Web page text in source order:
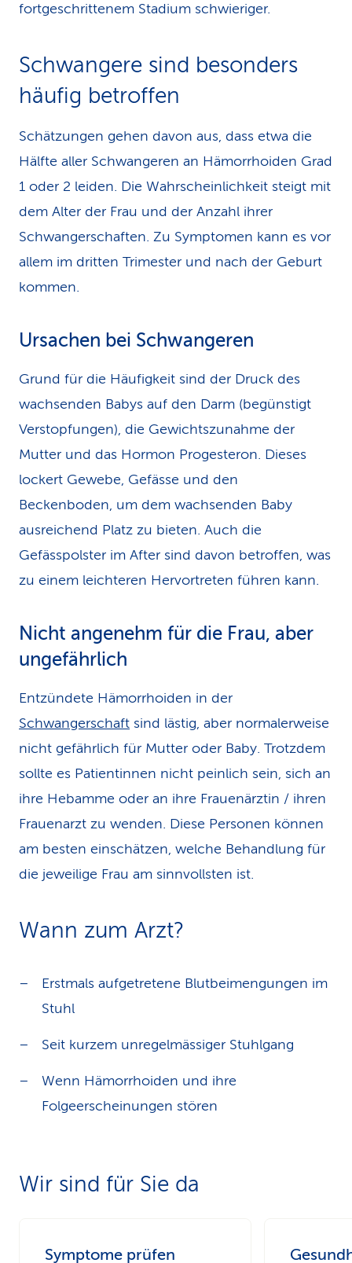
fortgeschrittenem Stadium schwieriger.
Schwangere sind beson­ders
häufig betroffen
Schätzungen gehen davon aus, dass etwa die
Hälfte aller Schwangeren an Hämorrhoiden Grad
1 oder 2 leiden. Die Wahrscheinlichkeit steigt mit
dem Alter der Frau und der Anzahl ihrer
Schwangerschaften. Zu Symptomen kann es vor
allem im dritten Trimester und nach der Geburt
kommen.
Ursachen bei Schwangeren
Grund für die Häufigkeit sind der Druck des
wachsenden Babys auf den Darm (begünstigt
Verstopfungen), die Gewichtszunahme der
Mutter und das Hormon Progesteron. Dieses
lockert Gewebe, Gefässe und den
Beckenboden, um dem wachsenden Baby
ausreichend Platz zu bieten. Auch die
Gefässpolster im After sind davon betroffen, was
zu einem leichteren Hervortreten führen kann.
Nicht angenehm für die Frau, aber
ungefährlich
Entzündete Hämorrhoiden in der
Schwangerschaft sind lästig, aber normalerweise
nicht gefährlich für Mutter oder Baby. Trotzdem
sollte es Patientinnen nicht peinlich sein, sich an
ihre Hebamme oder an ihre Frauenärztin / ihren
Frauenarzt zu wenden. Diese Personen können
am besten einschätzen, welche Behandlung für
die jeweilige Frau am sinnvollsten ist.
Wann zum Arzt?
Erstmals aufgetretene Blutbeimengungen im
Stuhl
Seit kurzem unregelmässiger Stuhlgang
Wenn Hämorrhoiden und ihre
Folgeerscheinungen stören
Wir sind für Sie da
Symptome prüfen